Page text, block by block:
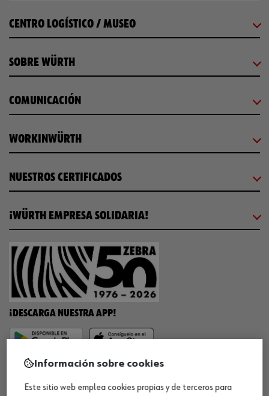
CENTRO LOGÍSTICO / MUSEO
SOBRE WÜRTH
COMUNICACIÓN
WORKINWÜRTH
NUESTROS CERTIFICADOS
¡WÜRTH EMPRESA SOLIDARIA!
¡DESCARGA NUESTRA APP!
MÉTODOS DE PAGO
Información sobre cookies
Este sitio web emplea cookies propias y de terceros para